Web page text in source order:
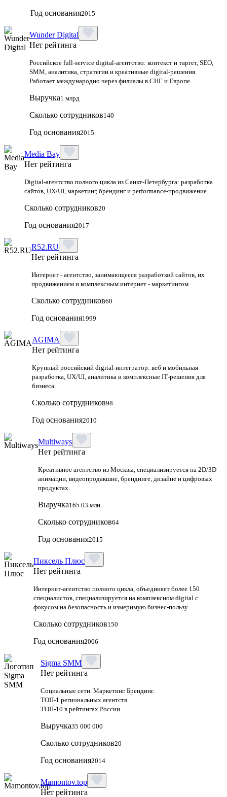
Год основания2015
Wunder Digital
Нет рейтинга
Российское full-service digital-агентство: контекст и таргет, SEO,
SMM, аналитика, стратегии и креативные digital-решения.
Работает международно через филиалы в СНГ и Европе.
Выручка1 млрд
Сколько сотрудников140
Год основания2015
Media Bay
Нет рейтинга
Digital‑агентство полного цикла из Санкт‑Петербурга: разработка
сайтов, UX/UI, маркетинг, брендинг и performance‑продвижение.
Сколько сотрудников20
Год основания2017
R52.RU
Нет рейтинга
Интернет - агентство, занимающееся разработкой сайтов, их
продвижением и комплексным интернет - маркетингом
Сколько сотрудников60
Год основания1999
AGIMA
Нет рейтинга
Крупный российский digital‑интегратор: веб и мобильная
разработка, UX/UI, аналитика и комплексные IT‑решения для
бизнеса.
Сколько сотрудников98
Год основания2010
Multiways
Нет рейтинга
Креативное агентство из Москвы, специализируется на 2D/3D
анимации, видеопродакшне, брендинге, дизайне и цифровых
продуктах.
Выручка165.03 млн.
Сколько сотрудников64
Год основания2015
Пиксель Плюс
Нет рейтинга
Интернет-агентство полного цикла, объединяет более 150
специалистов, специализируется на комплексном digital с
фокусом на безопасность и измеримую бизнес-пользу
Сколько сотрудников150
Год основания2006
Sigma SMM
Нет рейтинга
Социальные сети. Маркетинг. Брендинг.
ТОП-1 региональных агентств.
ТОП-10 в рейтингах России.
Выручка35 000 000
Сколько сотрудников20
Год основания2014
Mamontov.top
Нет рейтинга